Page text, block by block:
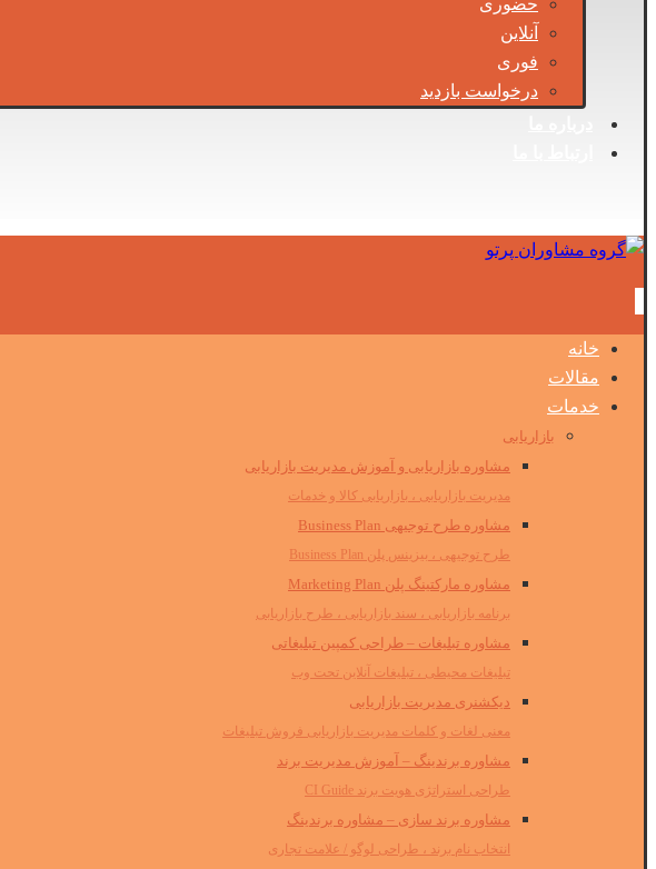
حضوری
آنلاین
فوری
درخواست بازدید
خانه
مقالات
خدمات
بازاریابی
مشاوره بازاریابی و آموزش مدیریت بازاریابی
مدیریت بازاریابی ، بازاریابی کالا و خدمات
مشاوره طرح توجیهی Business Plan
طرح توجیهی ، بیزینس پلن Business Plan
مشاوره مارکتینگ پلن Marketing Plan
برنامه بازاریابی ، سند بازاریابی ، طرح بازاریابی
مشاوره تبلیغات – طراحی کمپین تبلیغاتی
تبلیغات محیطی ، تبلیغات آنلاین تحت وب
دیکشنری مدیریت بازاریابی
معنی لغات و کلمات مدیریت بازاریابی فروش تبلیغات
مشاوره برندینگ – آموزش مدیریت برند
طراحی استراتژی هویت برند CI Guide
مشاوره برند سازی – مشاوره برندینگ
انتخاب نام برند ، طراحی لوگو / علامت تجاری